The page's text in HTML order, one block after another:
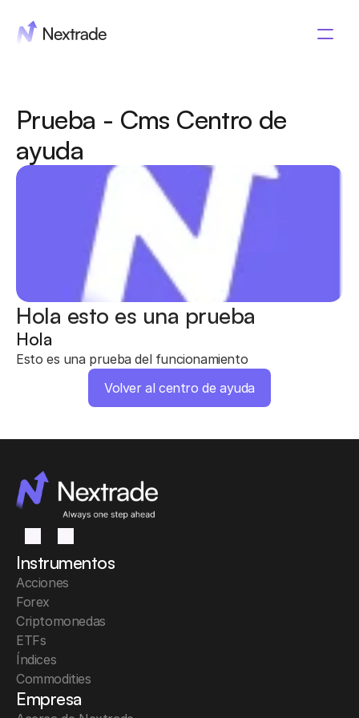
Prueba - Cms Centro de
ayuda
Hola esto es una prueba
Hola
Esto es una prueba del funcionamiento
Volver al centro de ayuda
Instrumentos
Acciones
Forex
Criptomonedas
ETFs
Índices
Commodities
Empresa